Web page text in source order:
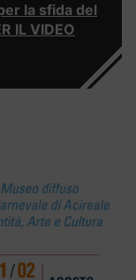
la sfida del
IL VIDEO